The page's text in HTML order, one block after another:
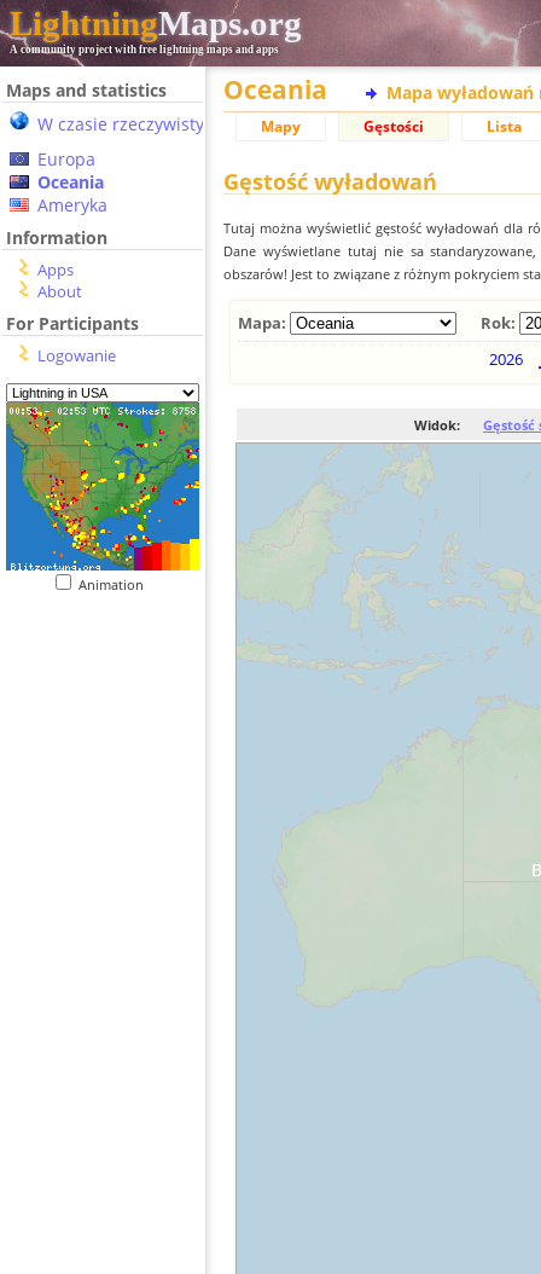
LightningMaps.org
A community project with free lightning maps and apps
Maps and statistics
W czasie rzeczywistym
Europa
Oceania
Ameryka
Information
Apps
About
For Participants
Logowanie
Animation
Oceania Mapa wyładowań
Mapy Gęstości Lista
Gęstość wyładowań
Tutaj można wyświetlić gęstość wyładowań dla
Dane wyświetlane tutaj nie sa
obszarów! Jest to związane z różnym pokryciem
Mapa:
Rok:
2026
Widok: Gęstość